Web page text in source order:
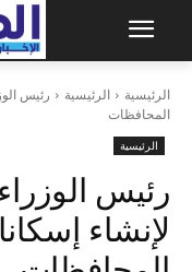
الرئيسية الرئيسية
رئيس
المحافظات
الرئيسية
رئيس
لإنشاء